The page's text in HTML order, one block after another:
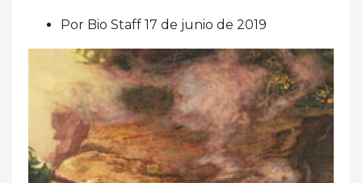
Por Bio Staff 17 de junio de 2019